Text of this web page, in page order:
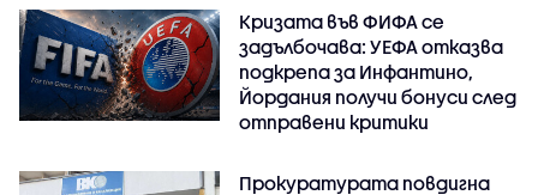
Кризата във ФИФА се
задълбочава: УЕФА отказва
подкрепа за Инфантино,
Йордания получи бонуси след
отправени критики
Прокуратурата повдигна